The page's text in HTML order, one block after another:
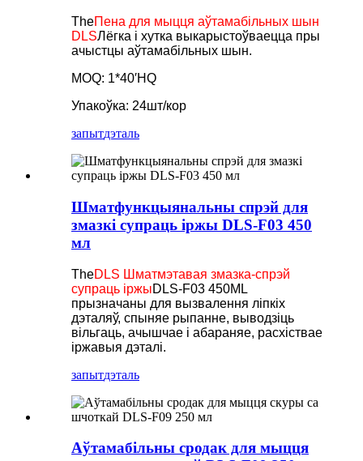
TheПена для мыцця аўтамабільных шын
DLSЛёгка і хутка выкарыстоўваецца пры
ачыстцы аўтамабільных шын.
MOQ: 1*40′HQ
Упакоўка: 24шт/кор
запытдэталь
Шматфункцыянальны спрэй для
змазкі супраць іржы DLS-F03 450
мл
TheDLS Шматмэтавая змазка-спрэй
супраць іржыDLS-F03 450ML
прызначаны для вызвалення ліпкіх
дэталяў, спыняе рыпанне, выводзіць
вільгаць, ачышчае і абараняе, расхіствае
іржавыя дэталі.
запытдэталь
Аўтамабільны сродак для мыцця